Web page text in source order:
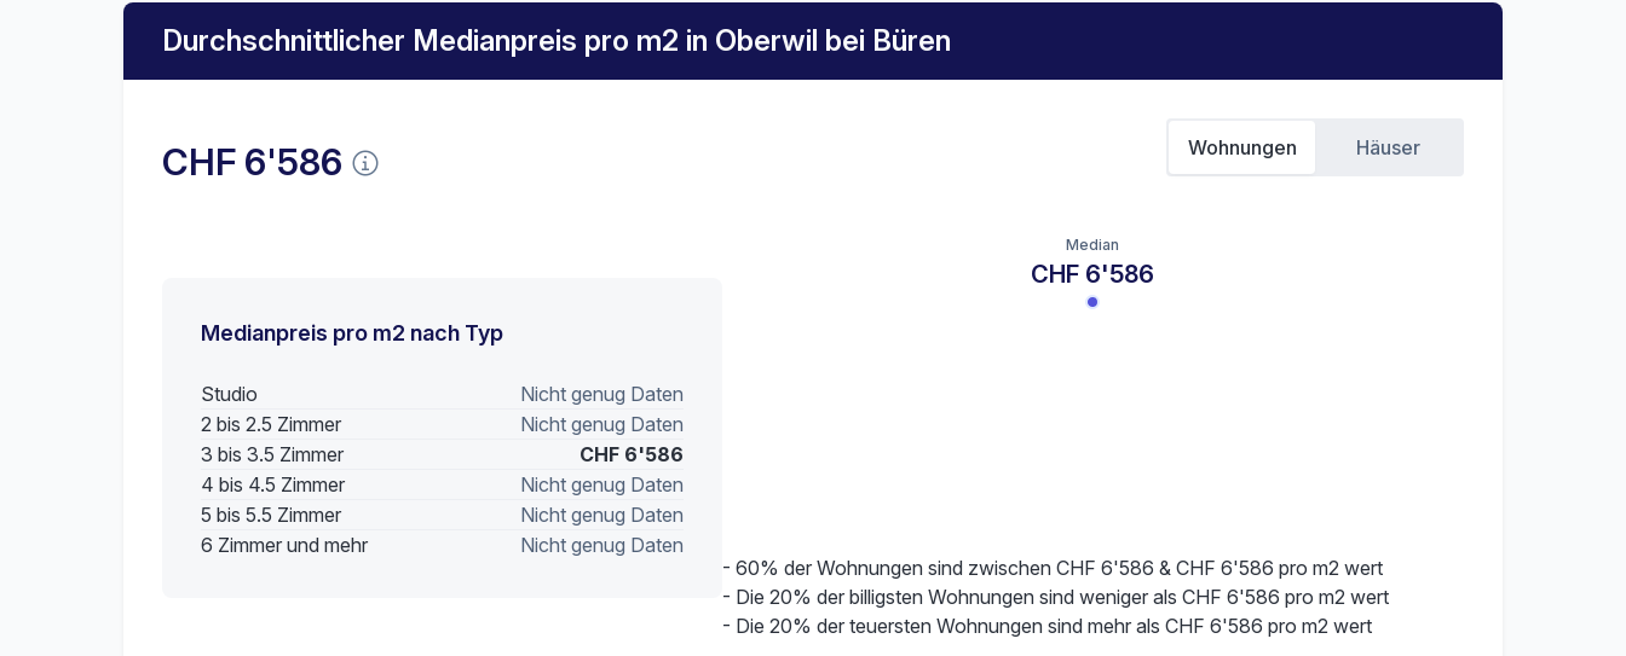
Durchschnittlicher Medianpreis pro m2 in Oberwil bei Büren
CHF 6'586 Wohnungen Häuser
Medianpreis pro m2 nach Typ
Studio
Nicht genug Daten
2 bis 2.5 Zimmer
Nicht genug Daten
3 bis 3.5 Zimmer
CHF 6'586
4 bis 4.5 Zimmer
Nicht genug Daten
5 bis 5.5 Zimmer
Nicht genug Daten
6 Zimmer und mehr
Nicht genug Daten
Median
CHF 6'586
- 60% der Wohnungen sind zwischen CHF 6'586 & CHF 6'586 pro m2 wert
- Die 20% der billigsten Wohnungen sind weniger als CHF 6'586 pro m2 wert
- Die 20% der teuersten Wohnungen sind mehr als CHF 6'586 pro m2 wert